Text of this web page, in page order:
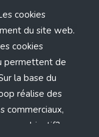
cookies
du site web.
cookies
permettent de
la base du
réalise des
commerciaux,
objectif?
occurred (see the